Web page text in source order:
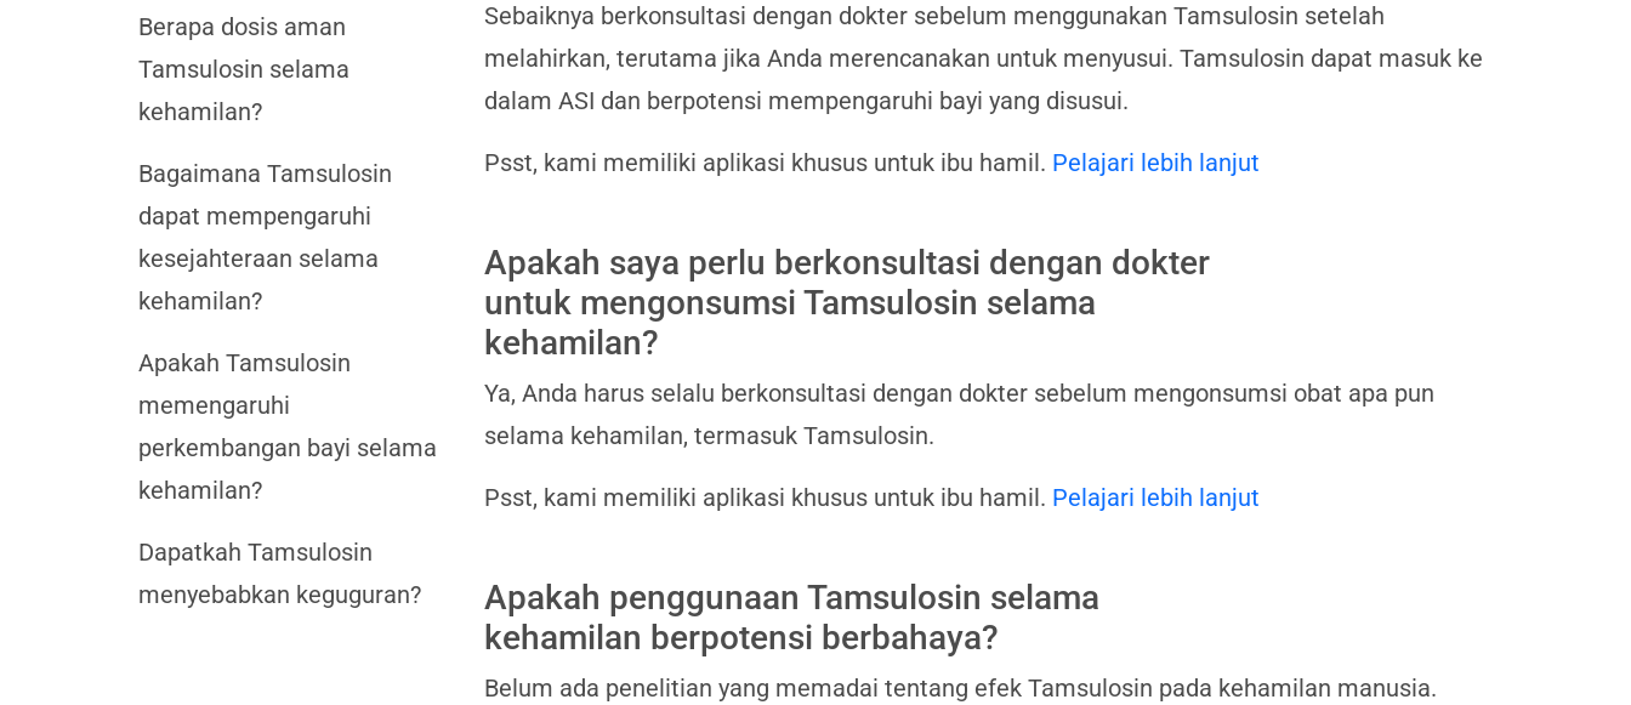
Berapa dosis aman
Tamsulosin selama
kehamilan?
Bagaimana Tamsulosin
dapat mempengaruhi
kesejahteraan selama
kehamilan?
Apakah Tamsulosin
memengaruhi
perkembangan bayi selama
kehamilan?
Dapatkah Tamsulosin
menyebabkan keguguran?
Sebaiknya berkonsultasi dengan dokter sebelum menggunakan Tamsulosin setelah
melahirkan, terutama jika Anda merencanakan untuk menyusui. Tamsulosin dapat masuk ke
dalam ASI dan berpotensi mempengaruhi bayi yang disusui.
Psst, kami memiliki aplikasi khusus untuk ibu hamil. Pelajari lebih lanjut
Apakah saya perlu berkonsultasi dengan dokter
untuk mengonsumsi Tamsulosin selama
kehamilan?
Ya, Anda harus selalu berkonsultasi dengan dokter sebelum mengonsumsi obat apa pun
selama kehamilan, termasuk Tamsulosin.
Psst, kami memiliki aplikasi khusus untuk ibu hamil. Pelajari lebih lanjut
Apakah penggunaan Tamsulosin selama
kehamilan berpotensi berbahaya?
Belum ada penelitian yang memadai tentang efek Tamsulosin pada kehamilan manusia.